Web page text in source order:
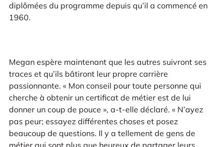
diplômées du programme depuis qu’il a commencé en
1960.
Megan espère maintenant que les autres suivront ses
traces et qu’ils bâtiront leur propre carrière
passionnante. « Mon conseil pour toute personne qui
cherche à obtenir un certificat de métier est de lui
donner un coup de pouce », a-t-elle déclaré. « N’ayez
pas peur; essayez différentes choses et posez
beaucoup de questions. Il y a tellement de gens de